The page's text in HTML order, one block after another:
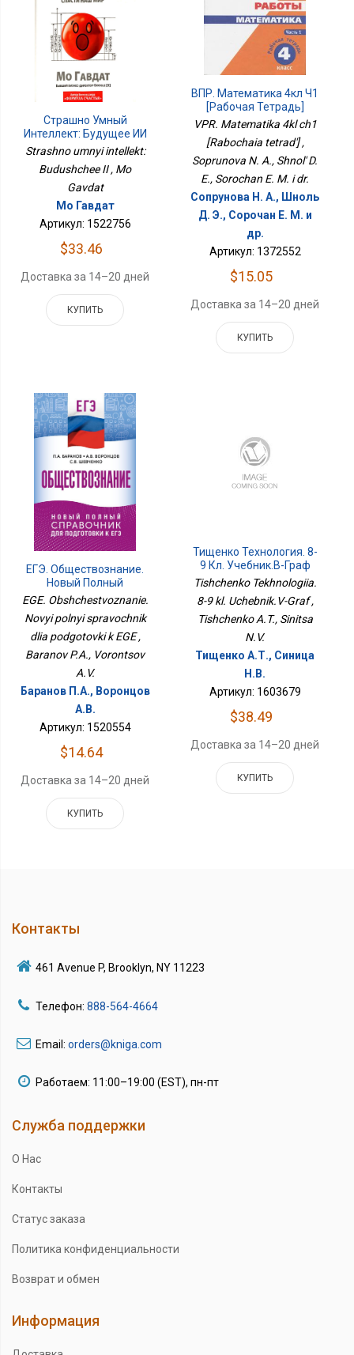
Страшно Умный
Интеллект: Будущее ИИ
Strashno umnyi intellekt:
Budushchee II , Mo
Gavdat
Мо Гавдат
Артикул: 1522756
$33.46
Доставка за 14–20 дней
КУПИТЬ
ВПР. Математика 4кл Ч1
[Рабочая Тетрадь]
VPR. Matematika 4kl ch1
[Rabochaia tetrad'] ,
Soprunova N. A., Shnol' D.
E., Sorochan E. M. i dr.
Сопрунова Н. А., Шноль
Д. Э., Сорочан Е. М. и
др.
Артикул: 1372552
$15.05
Доставка за 14–20 дней
КУПИТЬ
ЕГЭ. Обществознание.
Новый Полный
Справочник Для
EGE. Obshchestvoznanie.
Novyi polnyi spravochnik
dlia podgotovki k EGE ,
Baranov P.A., Vorontsov
A.V.
Баранов П.А., Воронцов
А.В.
Артикул: 1520554
$14.64
Доставка за 14–20 дней
КУПИТЬ
Тищенко Технология. 8-
9 Кл. Учебник.В-Граф
Tishchenko Tekhnologiia.
8-9 kl. Uchebnik.V-Graf ,
Tishchenko A.T., Sinitsa
N.V.
Тищенко А.Т., Синица
Н.В.
Артикул: 1603679
$38.49
Доставка за 14–20 дней
КУПИТЬ
Контакты
461 Avenue P, Brooklyn, NY 11223
Телефон: 888-564-4664
Email: orders@kniga.com
Работаем: 11:00–19:00 (EST), пн-пт
Служба поддержки
О Нас
Контакты
Статус заказа
Политика конфиденциальности
Возврат и обмен
Информация